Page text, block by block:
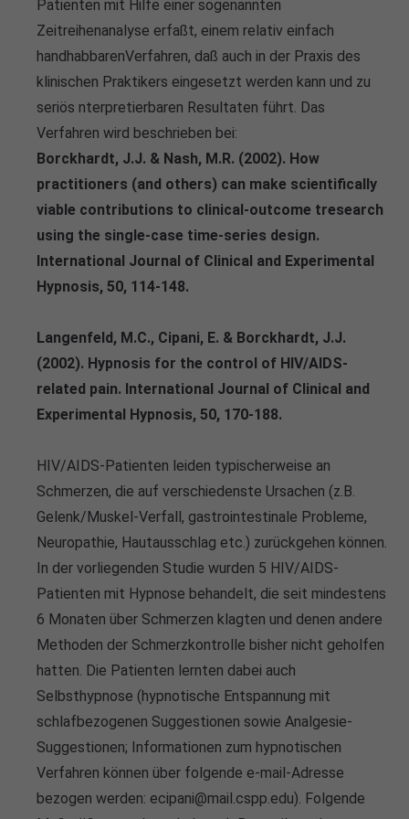
About us
Lorem ipsum dolor sit amet, consectetuer
adipiscing elit.
Aenean commodo ligula eget dolor. Aenean massa.
Cum sociis natoque penatibus et magnis dis parturient
montes, nascetur ridiculus mus. Donec quam felis,
ultricies nec.
Patienten mit Hilfe einer sogenannten
Zeitreihenanalyse erfaßt, einem relativ einfach
handhabbarenVerfahren, daß auch in der Praxis des
klinischen Praktikers eingesetzt werden kann und zu
seriös nterpretierbaren Resultaten führt. Das
Verfahren wird beschrieben bei:
Borckhardt, J.J. & Nash, M.R. (2002). How
practitioners (and others) can make scientifically
viable contributions to clinical-outcome tresearch
using the single-case time-series design.
International Journal of Clinical and Experimental
Hypnosis, 50, 114-148.
Langenfeld, M.C., Cipani, E. & Borckhardt, J.J.
(2002). Hypnosis for the control of HIV/AIDS-
related pain. International Journal of Clinical and
Experimental Hypnosis, 50, 170-188.
HIV/AIDS-Patienten leiden typischerweise an
Schmerzen, die auf verschiedenste Ursachen (z.B.
Gelenk/Muskel-Verfall, gastrointestinale Probleme,
Neuropathie, Hautausschlag etc.) zurückgehen können.
In der vorliegenden Studie wurden 5 HIV/AIDS-
Patienten mit Hypnose behandelt, die seit mindestens
6 Monaten über Schmerzen klagten und denen andere
Methoden der Schmerzkontrolle bisher nicht geholfen
hatten. Die Patienten lernten dabei auch
Selbsthypnose (hypnotische Entspannung mit
schlafbezogenen Suggestionen sowie Analgesie-
Suggestionen; Informationen zum hypnotischen
Verfahren können über folgende e-mail-Adresse
bezogen werden: ecipani@mail.cspp.edu). Folgende